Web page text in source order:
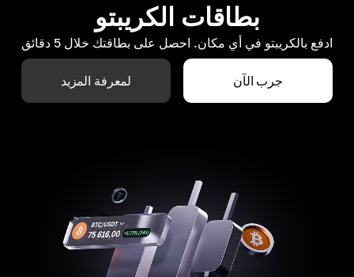
بطاقات الكريبتو
ادفع بالكريبتو في أي مكان. احصل على بطاقتك خلال 5 دقائق
جرب الآن لمعرفة المزيد